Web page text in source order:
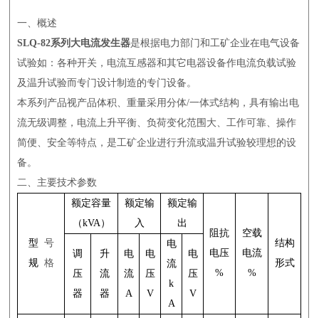
一、概述
SLQ-82系列大电流发生器是根据电力部门和工矿企业在电气设备
试验如：各种开关，电流互感器和其它电器设备作电流负载试验
及温升试验而专门设计制造的专门设备。
本系列产品视产品体积、重量采用分体/一体式结构，具有输出电
流无级调整，电流上升平衡、负荷变化范围大、工作可靠、操作
简便、安全等特点，是工矿企业进行升流或温升试验较理想的设
备。
二、主要技术参数
型 号
规 格
额定容量
（kVA）
额定输
入
额定输
出
阻抗
电压
%
空载
电流
%
结构
形式
调
压
器
升
流
器
电
流
A
电
压
V
电
流
k
A
电
压
V